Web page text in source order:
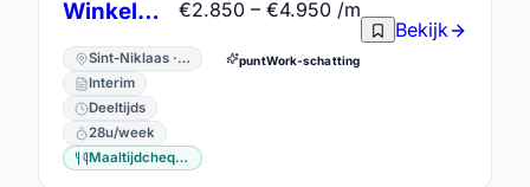
Winkelmedewerker / Verkoopmeewerker
Sint-Niklaas · Oost-Vlaanderen
Interim
Deeltijds
28u/week
Maaltijdcheques
€2.850 – €4.950 /m
puntWork-schatting
Bekijk